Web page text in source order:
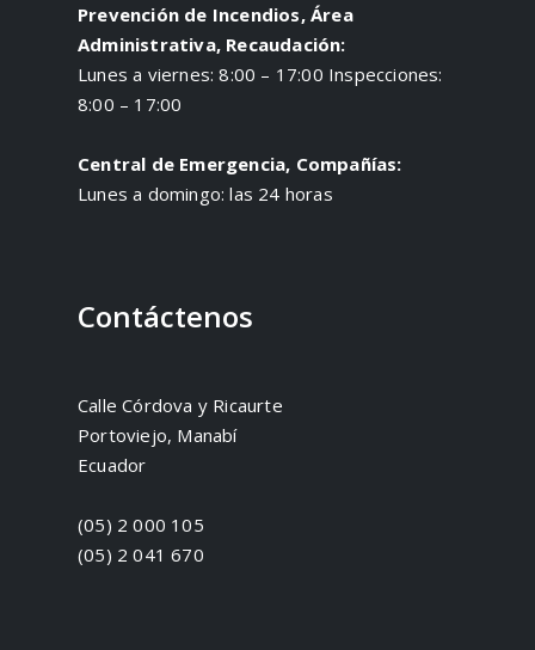
Prevención de Incendios, Área
Administrativa, Recaudación:
Lunes a viernes: 8:00 – 17:00 Inspecciones:
8:00 – 17:00
Central de Emergencia, Compañías:
Lunes a domingo: las 24 horas
Contáctenos
Calle Córdova y Ricaurte
Portoviejo, Manabí
Ecuador
(05) 2 000 105
(05) 2 041 670